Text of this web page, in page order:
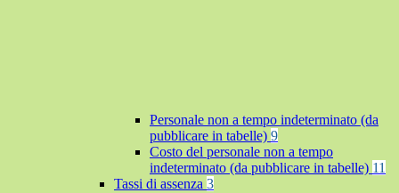
Personale non a tempo indeterminato (da
pubblicare in tabelle) 9
Costo del personale non a tempo
indeterminato (da pubblicare in tabelle) 11
Tassi di assenza 3